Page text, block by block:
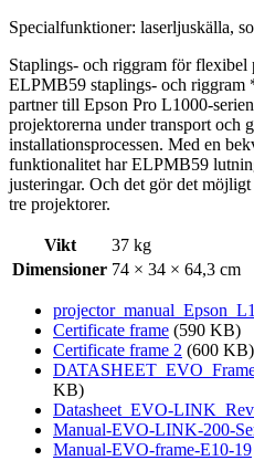
Specialfunktioner: laserljuskälla,
Staplings- och riggram för flexibel
ELPMB59 staplings- och
partner till Epson Pro L1000-
projektorerna under transport och
installationsprocessen. Med en
funktionalitet har ELPMB59
justeringar. Och det gör det
tre projektorer.
Vikt
37 kg
Dimensioner 74 × 34 × 64,3 cm
Certificate frame (590 KB)
Certificate frame 2 (600 KB)
KB)
Datasheet_EVO-
Manual-EVO-LINK-200-
Manual-EVO-frame-E10-19